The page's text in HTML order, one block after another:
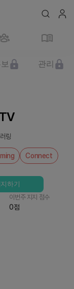
링
Connect
이번주 지지 점수
0점
하기
관리